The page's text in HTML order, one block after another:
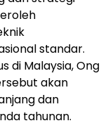
standar.
di Malaysia, Ong
akan
dan
tahunan.